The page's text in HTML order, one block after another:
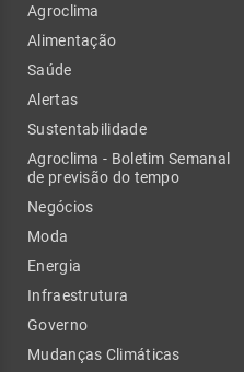
Agroclima
Alimentação
Saúde
Alertas
Sustentabilidade
Agroclima - Boletim Semanal
de previsão do tempo
Negócios
Moda
Energia
Infraestrutura
Governo
Mudanças Climáticas